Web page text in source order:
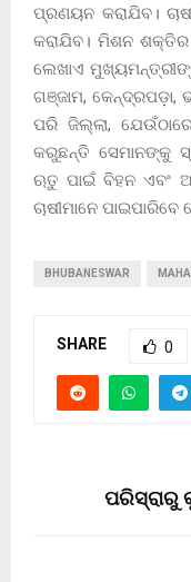
ପ୍ରଣୟନ କରାଯିବ।
କରାଯିବ। ମିଶନ
ଲେଖାଏ
ଗଞ୍ଜାମ, କେନ୍ଦ୍ରପଡ଼ା,
ପରି ଜିଲ୍ଲା,
କରୁଛନ୍ତି ‌ସେମାନଙ୍କୁ
ଋତୁ ପାଇଁ ବିହନ ଏବଂ
ଚାଷୀମାନେ
BHUBANESWAR
SHARE 0
ପରିସ୍ରାରୁ